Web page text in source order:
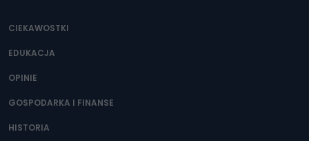
CIEKAWOSTKI
EDUKACJA
OPINIE
GOSPODARKA I FINANSE
HISTORIA